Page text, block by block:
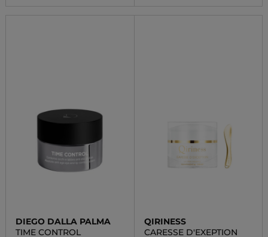
DIEGO DALLA PALMA
TIME CONTROL
QIRINESS
CARESSE D'EXEPTION